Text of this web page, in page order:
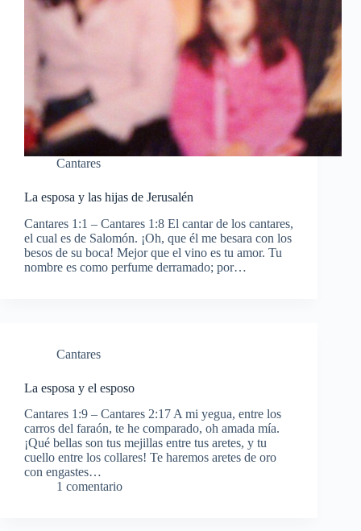
Cantares
La esposa y las hijas de Jerusalén
Cantares 1:1 – Cantares 1:8 El cantar de los cantares,
el cual es de Salomón. ¡Oh, que él me besara con los
besos de su boca! Mejor que el vino es tu amor. Tu
nombre es como perfume derramado; por…
Cantares
La esposa y el esposo
Cantares 1:9 – Cantares 2:17 A mi yegua, entre los
carros del faraón, te he comparado, oh amada mía.
¡Qué bellas son tus mejillas entre tus aretes, y tu
cuello entre los collares! Te haremos aretes de oro
con engastes…
1 comentario